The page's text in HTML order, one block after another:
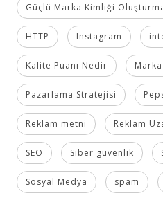
Güçlü Marka Kimliği
HTTP Instagram
Kalite Puanı Nedir
Pazarlama Stratejisi
Reklam metni Reklam
SEO Siber güvenlik
Sosyal Medya spam